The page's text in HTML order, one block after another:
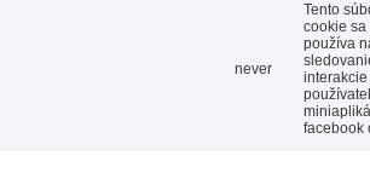
never
Tento
cookie sa
používa
interakcie
facebook